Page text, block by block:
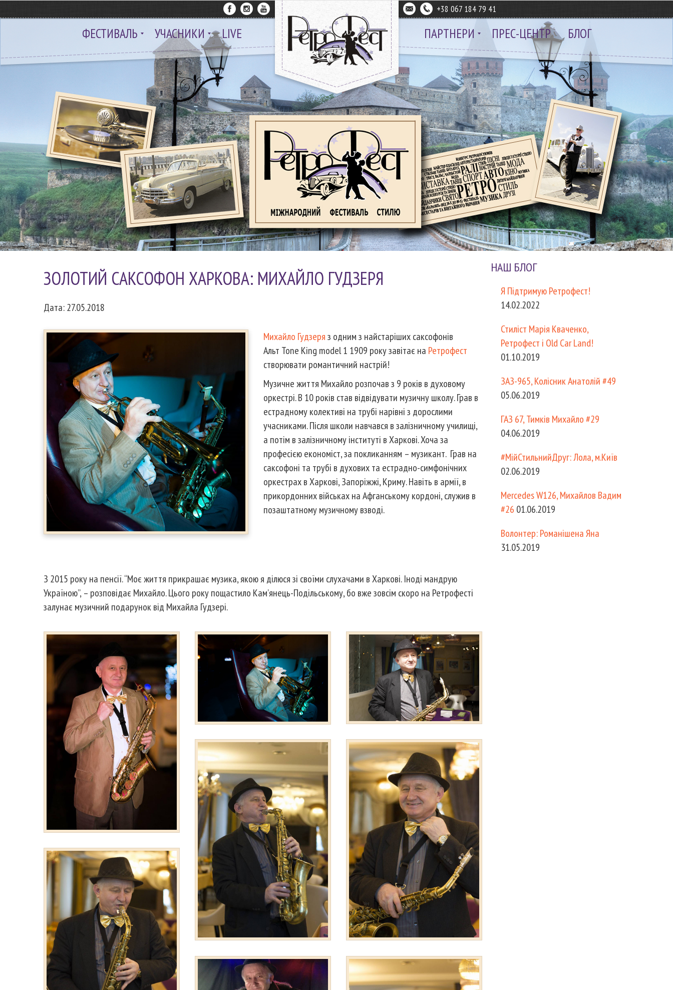
+38 067 184 79 41
ФЕСТИВАЛЬ УЧАСНИКИ LIVE ПАРТНЕРИ ПРЕС-ЦЕНТР БЛОГ
ЗОЛОТИЙ САКСОФОН ХАРКОВА: МИХАЙЛО ГУДЗЕРЯ
Дата: 27.05.2018
Михайло Гудзеряз одним з найстаріших саксофонів
Альт Tone King model 1 1909 року завітає на Ретрофест
створювати романтичний настрій!
Музичне життя Михайло розпочав з 9 років в духовому
оркестрі. В 10 років став відвідувати музичну школу. Грав в
естрадному колективі на трубі нарівні з дорослими
учасниками. Після школи навчався в залізничному училищі,
а потім в залізничному інституті в Харкові. Хоча за
професією економіст, за покликанням – музикант. Грав на
саксофоні та трубі в духових та естрадно-симфонічних
оркестрах в Харкові, Запоріжжі, Криму. Навіть в армії, в
прикордонних військах на Афганському кордоні, служив в
позаштатному музичному взводі.
З 2015 року на пенсії. “Моє життя прикрашає музика, якою я ділюся зі своїми слухачами в Харкові. Іноді мандрую
Україною”, – розповідає Михайло. Цього року пощастило Кам’янець-Подільському, бо вже зовсім скоро на Ретрофесті
залунає музичний подарунок від Михайла Гудзері.
НАШ БЛОГ
Я Підтримую Ретрофест!
14.02.2022
Стиліст Марія Кваченко,
Ретрофест і Old Car Land!
01.10.2019
ЗАЗ-965, Колісник Анатолій #49
05.06.2019
ГАЗ 67, Тимків Михайло #29
04.06.2019
#МійСтильнийДруг: Лола, м.Київ
02.06.2019
Mercedes W126, Михайлов Вадим
#26 01.06.2019
Волонтер: Романішена Яна
31.05.2019